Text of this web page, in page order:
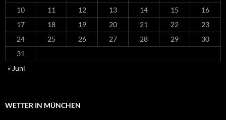
10
11 12 13 14 15
16
17
18 19 20 21 22
23
24
25 26 27 28 29
30
31
« Juni
WETTER IN MÜNCHEN